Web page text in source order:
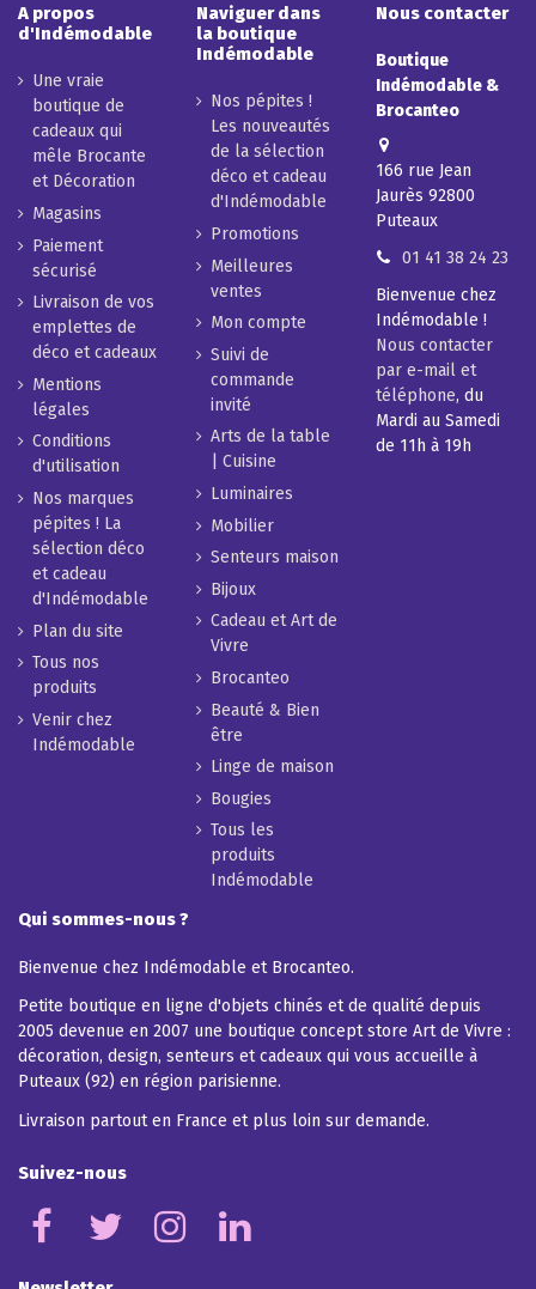
A propos
d'Indémodable
Une vraie
boutique de
cadeaux qui
mêle Brocante
et Décoration
Magasins
Paiement
sécurisé
Livraison de vos
emplettes de
déco et cadeaux
Mentions
légales
Conditions
d'utilisation
Nos marques
pépites ! La
sélection déco
et cadeau
d'Indémodable
Plan du site
Tous nos
produits
Venir chez
Indémodable
Naviguer dans
la boutique
Indémodable
Nos pépites !
Les nouveautés
de la sélection
déco et cadeau
d'Indémodable
Promotions
Meilleures
ventes
Mon compte
Suivi de
commande
invité
Arts de la table
| Cuisine
Luminaires
Mobilier
Senteurs maison
Bijoux
Cadeau et Art de
Vivre
Brocanteo
Beauté & Bien
être
Linge de maison
Bougies
Tous les
produits
Indémodable
Nous contacter
Boutique
Indémodable &
Brocanteo
166 rue Jean
Jaurès 92800
Puteaux
01 41 38 24 23
Bienvenue chez
Indémodable !
Nous contacter
par e-mail et
téléphone, du
Mardi au Samedi
de 11h à 19h
Qui sommes-nous ?
Bienvenue chez Indémodable et Brocanteo.
Petite boutique en ligne d'objets chinés et de qualité depuis
2005 devenue en 2007 une boutique concept store Art de Vivre :
décoration, design, senteurs et cadeaux qui vous accueille à
Puteaux (92) en région parisienne.
Livraison partout en France et plus loin sur demande.
Suivez-nous